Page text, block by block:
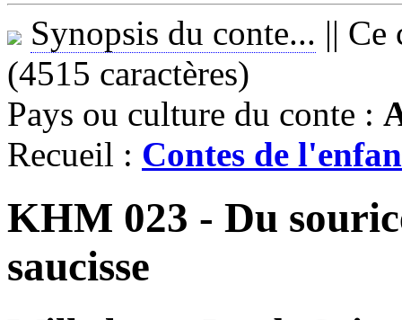
Synopsis du conte... || Ce
(4515 caractères)
Pays ou culture du conte :
Recueil : Contes de
KHM 023 - Du
saucisse